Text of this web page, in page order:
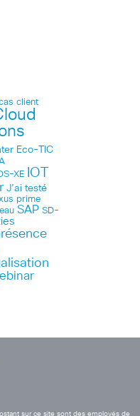
client
Eco-TIC
XE IOT
J’ai testé
prime
SAP SD-
sur ce site sont des employés de